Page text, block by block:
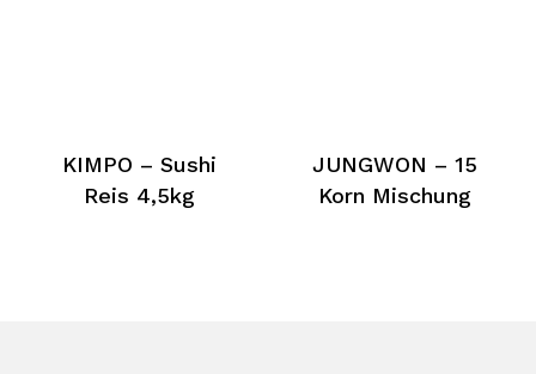
KIMPO – Sushi
Reis 4,5kg
JUNGWON – 15
Korn Mischung